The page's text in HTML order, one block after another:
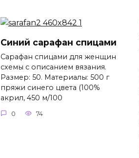
Синий сарафан спицами
Сарафан спицами для женщин
схемы с описанием вязания.
Размер: 50. Материалы: 500 г
пряжи синего цвета (100%
акрил, 450 м/100
0 74